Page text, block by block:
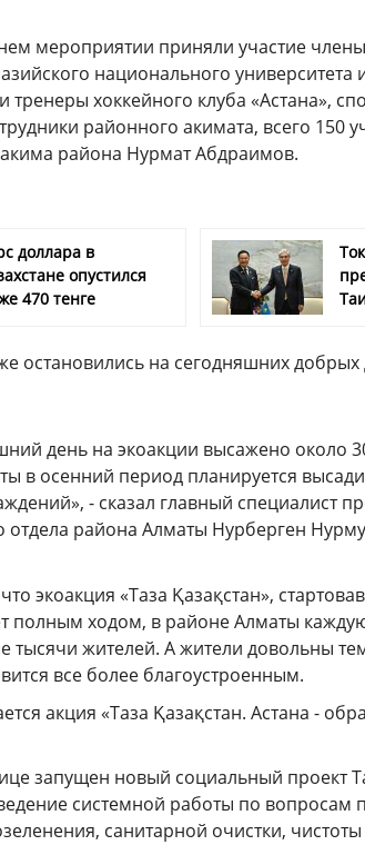
мероприятии приняли участие
национального
тренеры хоккейного клуба «Астана»,
районного акимата, всего 150
акима района Нурмат Абдраимов.
доллара в
опустился
470 тенге
остановились на сегодняшних
день на экоакции высажено около
в осенний период планируется
- сказал главный специалист
отдела района Алматы Нурберген
экоакция «Таза Қазақстан»,
полным ходом, в районе Алматы
тысячи жителей. А жители довольны
все более благоустроенным.
акция «Таза Қазақстан. Астана -
запущен новый социальный проект
системной работы по вопросам
санитарной очистки,